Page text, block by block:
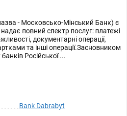
- Московсько-Мінський Банк) є
повний спектр послуг: платежі
документарні операції,
та інші операції.Засновником
Російської ...
Bank Dabrabyt